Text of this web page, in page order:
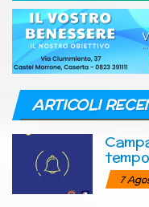
ARTICOLI
7